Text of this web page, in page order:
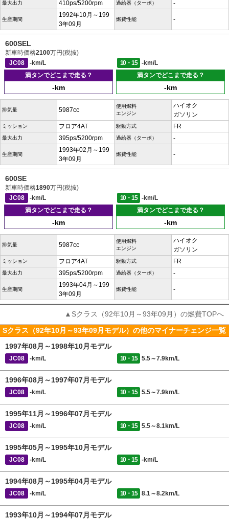
最大出力 410ps/5200rpm 過給器（ターボ） -
生産期間
1992年10月～199
3年09月
燃費性能 -
600SEL
新車時価格2100万円(税抜)
JC08
-km/L 10・15
-km/L
満タンでどこまで走る？
-km
満タンでどこまで走る？
-km
排気量 5987cc
使用燃料
エンジン
ハイオク
ガソリン
ミッション フロア4AT 駆動方式 FR
最大出力 395ps/5200rpm 過給器（ターボ） -
生産期間
1993年02月～199
3年09月
燃費性能 -
600SE
新車時価格1890万円(税抜)
JC08
-km/L 10・15
-km/L
満タンでどこまで走る？
-km
満タンでどこまで走る？
-km
排気量 5987cc
使用燃料
エンジン
ハイオク
ガソリン
ミッション フロア4AT 駆動方式 FR
最大出力 395ps/5200rpm 過給器（ターボ） -
生産期間
1993年04月～199
3年09月
燃費性能 -
▲Sクラス（92年10月～93年09月）の燃費TOPへ
Sクラス（92年10月～93年09月モデル）の他のマイナーチェンジ一覧
1997年08月～1998年10月モデル
JC08 -km/L 10・15 5.5～7.9km/L
1996年08月～1997年07月モデル
JC08 -km/L 10・15 5.5～7.9km/L
1995年11月～1996年07月モデル
JC08 -km/L 10・15 5.5～8.1km/L
1995年05月～1995年10月モデル
JC08 -km/L 10・15 -km/L
1994年08月～1995年04月モデル
JC08 -km/L 10・15 8.1～8.2km/L
1993年10月～1994年07月モデル